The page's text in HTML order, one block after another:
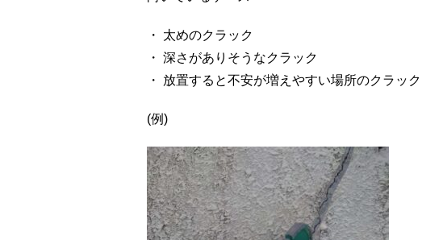
・ 太めのクラック
・ 深さがありそうなクラック
・ 放置すると不安が増えやすい場所のクラック
(例)